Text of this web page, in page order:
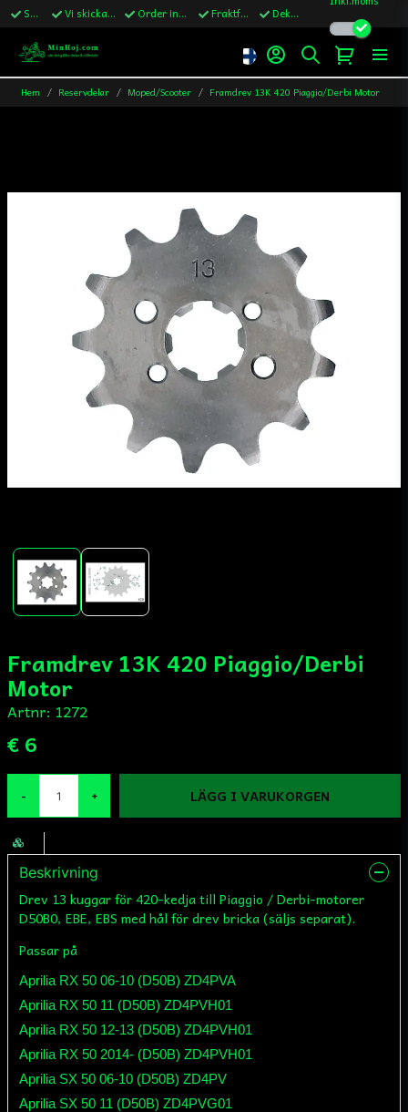
Snabba leveranser Vi skickar till Sverige,Danmark & Finland Order innan kl.13 skickas samma vardag Fraktfritt över 1200kr till Sverige Dekaler ingår i alla ordrar
Hem Reservdelar Moped/Scooter Framdrev 13K 420 Piaggio/Derbi Motor
Framdrev 13K 420 Piaggio/Derbi
Motor
Artnr: 1272
€ 6
- + LÄGG I VARUKORGEN
Beskrivning
Drev 13 kuggar för 420-kedja till Piaggio / Derbi-motorer
D50B0, EBE, EBS med hål för drev bricka (säljs separat).
Passar på
Aprilia RX 50 06-10 (D50B) ZD4PVA
Aprilia RX 50 11 (D50B) ZD4PVH01
Aprilia RX 50 12-13 (D50B) ZD4PVH01
Aprilia RX 50 2014- (D50B) ZD4PVH01
Aprilia SX 50 06-10 (D50B) ZD4PV
Aprilia SX 50 11 (D50B) ZD4PVG01